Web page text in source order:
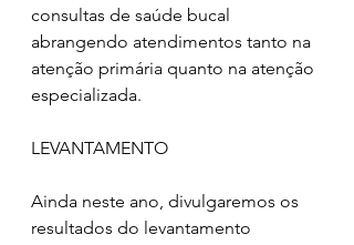
consultas de saúde bucal
abrangendo atendimentos tanto na
atenção primária quanto na atenção
especializada.
LEVANTAMENTO
Ainda neste ano, divulgaremos os
resultados do levantamento